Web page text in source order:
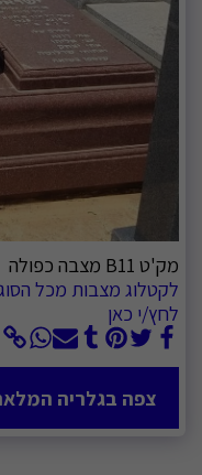
מק'ט B11 מצבה כפולה
לקטלוג מצבות מכל
לחץ/י כאן
צפה בגלריה